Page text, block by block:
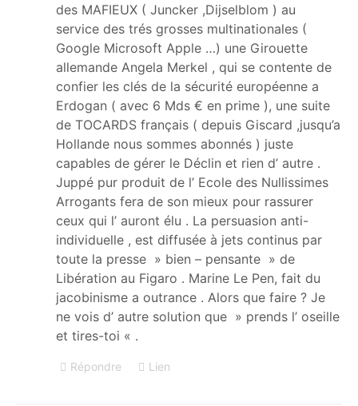
des MAFIEUX ( Juncker ,Dijselblom ) au
service des trés grosses multinationales (
Google Microsoft Apple …) une Girouette
allemande Angela Merkel , qui se contente de
confier les clés de la sécurité européenne a
Erdogan ( avec 6 Mds € en prime ), une suite
de TOCARDS français ( depuis Giscard ,jusqu’a
Hollande nous sommes abonnés ) juste
capables de gérer le Déclin et rien d’ autre .
Juppé pur produit de l’ Ecole des Nullissimes
Arrogants fera de son mieux pour rassurer
ceux qui l’ auront élu . La persuasion anti-
individuelle , est diffusée à jets continus par
toute la presse » bien – pensante » de
Libération au Figaro . Marine Le Pen, fait du
jacobinisme a outrance . Alors que faire ? Je
ne vois d’ autre solution que » prends l’ oseille
et tires-toi « .
Répondre Lien